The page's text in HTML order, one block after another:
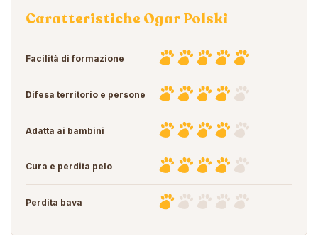
Caratteristiche Ogar Polski
Facilità di formazione
Difesa territorio e persone
Adatta ai bambini
Cura e perdita pelo
Perdita bava